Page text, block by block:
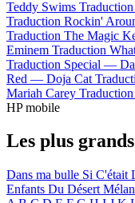
Teddy Swims
Traduction Rockin'
Traduction The Magic
Eminem Traduction
Traduction Special —
Red — Doja Cat
Mariah Carey
HP mobile
Les plus
Dans ma bulle Si C'était
Enfants Du Désert